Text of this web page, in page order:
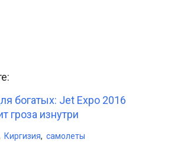
богатых: Jet Expo 2016
гроза изнутри
Киргизия, самолеты